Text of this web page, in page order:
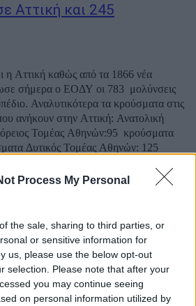
Process My Personal
the sale, sharing to third parties, or
or sensitive information for
us, please use the below opt-out
selection. Please note that after your
you may continue seeing
on personal information utilized by
Αττική και 245
η Αττική καθώς από τα 1866 νέα
σήμερα ο ΕΟΔΥ οι 783 μολύνσεις
στις
στην Αττική: Ανατολική
125